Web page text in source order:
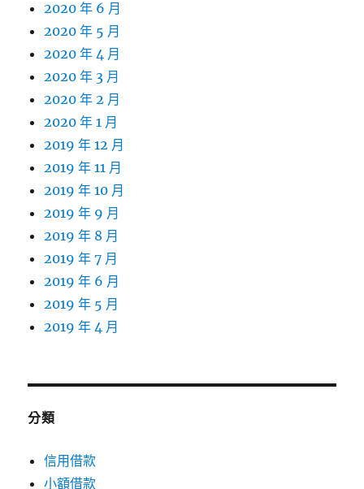
2020 年 6 月
2020 年 5 月
2020 年 4 月
2020 年 3 月
2020 年 2 月
2020 年 1 月
2019 年 12 月
2019 年 11 月
2019 年 10 月
2019 年 9 月
2019 年 8 月
2019 年 7 月
2019 年 6 月
2019 年 5 月
2019 年 4 月
分類
信用借款
小額借款